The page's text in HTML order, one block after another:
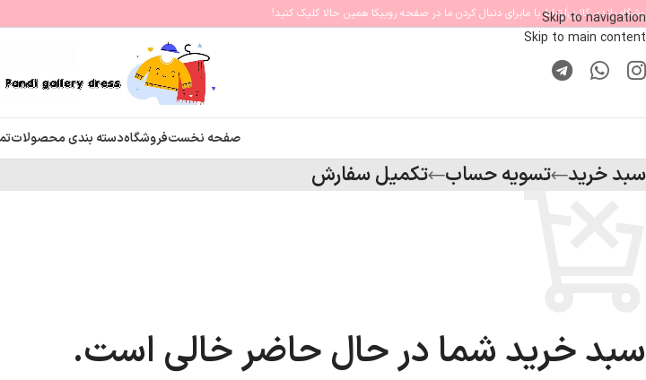
Skip to navigation
Skip to main content
پاندی گالریارتباط با مابرای دنبال کردن ما در صفحه روبیکا همین حالا کلیک کنید!
صفحه نخستفروشگاهدسته بندی محصولات
سبد خرید تسویه حساب تکمیل سفارش
سبد خرید شما در حال حاضر خالی است.